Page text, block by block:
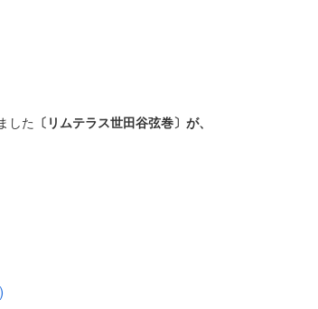
した 〔リムテラス世田谷弦巻〕 が、